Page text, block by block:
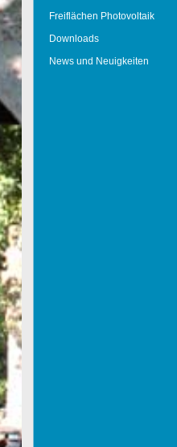
Freiflächen Photovoltaik
Downloads
News und Neuigkeiten